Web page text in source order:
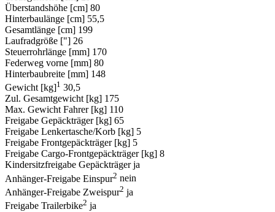
Überstandshöhe [cm] 80
Hinterbaulänge [cm] 55,5
Gesamtlänge [cm] 199
Laufradgröße ["] 26
Steuerrohrlänge [mm] 170
Federweg vorne [mm] 80
Hinterbaubreite [mm] 148
Gewicht [kg]1 30,5
Zul. Gesamtgewicht [kg] 175
Max. Gewicht Fahrer [kg] 110
Freigabe Gepäckträger [kg] 65
Freigabe Lenkertasche/Korb [kg] 5
Freigabe Frontgepäckträger [kg] 5
Freigabe Cargo-Frontgepäckträger [kg] 8
Kindersitzfreigabe Gepäckträger ja
Anhänger-Freigabe Einspur2 nein
Anhänger-Freigabe Zweispur2 ja
Freigabe Trailerbike2 ja